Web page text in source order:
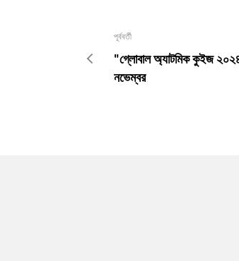
পূর্ববর্তী
"গ্লোবাল অ্যাটমিক কুইজ
নভেম্বর